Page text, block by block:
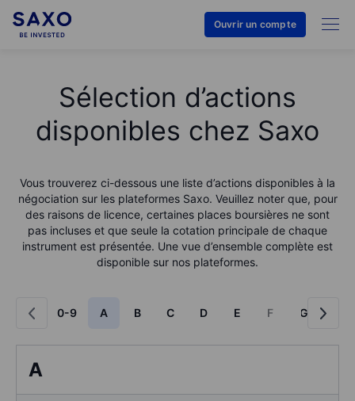
Ouvrir un compte
Sélection d’actions
disponibles chez Saxo
Vous trouverez ci-dessous une liste d’actions disponibles à la
négociation sur les plateformes Saxo. Veuillez noter que, pour
des raisons de licence, certaines places boursières ne sont
pas incluses et que seule la cotation principale de chaque
instrument est présentée. Une vue d’ensemble complète est
disponible sur nos plateformes.
0-9 A B C D E F G
A